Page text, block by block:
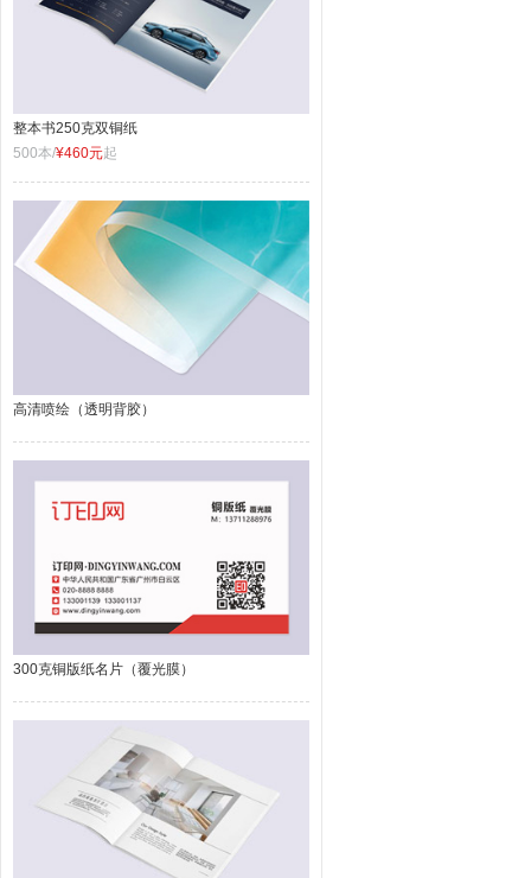
整本书250克双铜纸
500本/¥460元起
高清喷绘（透明背胶）
300克铜版纸名片（覆光膜）